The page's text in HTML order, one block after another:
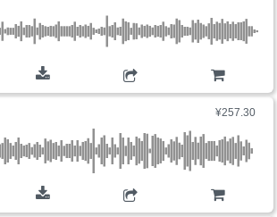
购物车
¥257.30
购物车